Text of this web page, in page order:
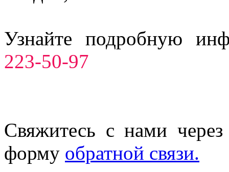
Узнайте подробную
223-50-97
Свяжитесь с нами
форму обратной связи.